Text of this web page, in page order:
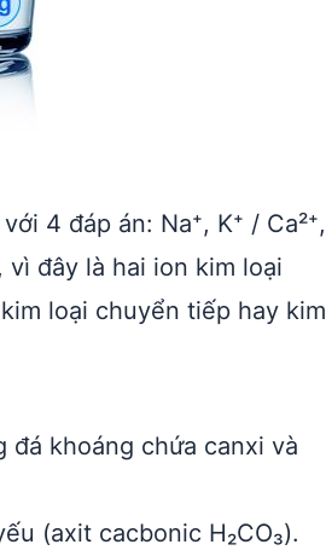
4 đáp án: Na⁺, K⁺ / Ca²⁺,
, vì đây là hai ion kim loại
loại chuyển tiếp hay kim
đá khoáng chứa canxi và
(axit cacbonic H₂CO₃).